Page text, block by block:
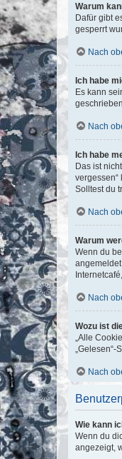
Warum
Dafür gibt
gesperrt
Nach
Ich habe
Es kann
Nach
Ich habe
Das ist
vergessen“
Solltest du
Nach
Warum
Wenn du
Nach
Wozu ist
„Alle
Nach
Wie kann
Wenn du
angezeigt,